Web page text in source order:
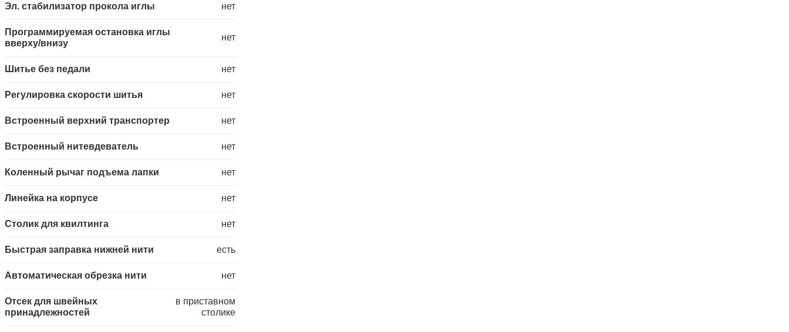
Эл. стабилизатор прокола иглы нет
Программируемая остановка иглы
вверху/внизу
нет
Шитье без педали нет
Регулировка скорости шитья нет
Встроенный верхний транспортер нет
Встроенный нитевдеватель нет
Коленный рычаг подъема лапки нет
Линейка на корпусе нет
Столик для квилтинга нет
Быстрая заправка нижней нити есть
Автоматическая обрезка нити нет
Отсек для швейных
принадлежностей
в приставном
столике